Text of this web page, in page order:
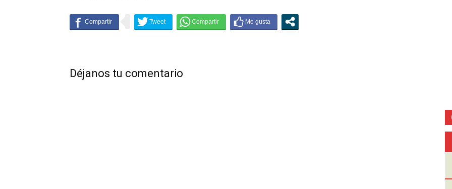
Déjanos tu comentario